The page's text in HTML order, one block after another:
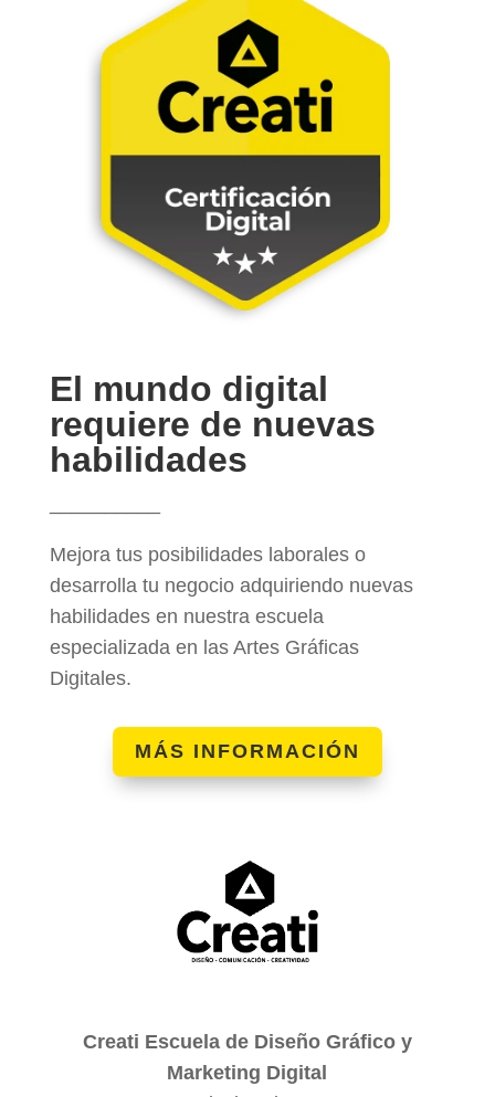
El mundo digital
requiere de nuevas
habilidades
Mejora tus posibilidades laborales o
desarrolla tu negocio adquiriendo nuevas
habilidades en nuestra escuela
especializada en las Artes Gráficas
Digitales.
MÁS INFORMACIÓN
Creati Escuela de Diseño Gráfico y
Marketing Digital